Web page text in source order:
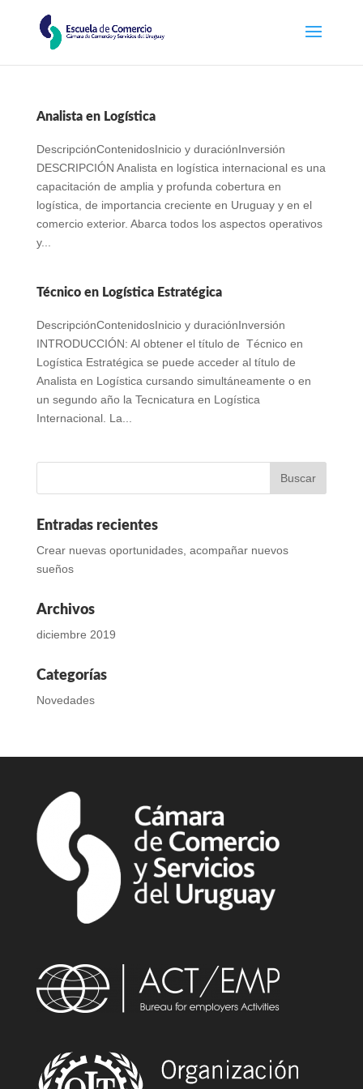
Analista en Logística
DescripciónContenidosInicio y duraciónInversión
DESCRIPCIÓN Analista en logística internacional es una
capacitación de amplia y profunda cobertura en
logística, de importancia creciente en Uruguay y en el
comercio exterior. Abarca todos los aspectos operativos
y...
Técnico en Logística Estratégica
DescripciónContenidosInicio y duraciónInversión
INTRODUCCIÓN: Al obtener el título de Técnico en
Logística Estratégica se puede acceder al título de
Analista en Logística cursando simultáneamente o en
un segundo año la Tecnicatura en Logística
Internacional. La...
Entradas recientes
Crear nuevas oportunidades, acompañar nuevos
sueños
Archivos
diciembre 2019
Categorías
Novedades